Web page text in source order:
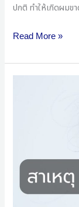
ปกติ ทำให้เกิดผมข
Read More »
ได้